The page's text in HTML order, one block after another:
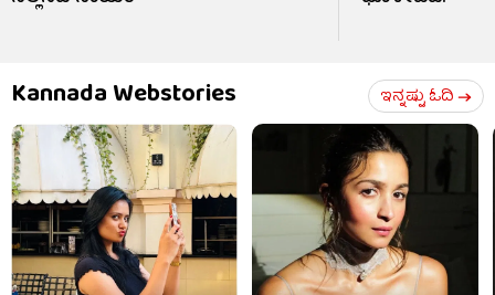
Kannada Webstories ಇನ್ನಷ್ಟು ಓದಿ